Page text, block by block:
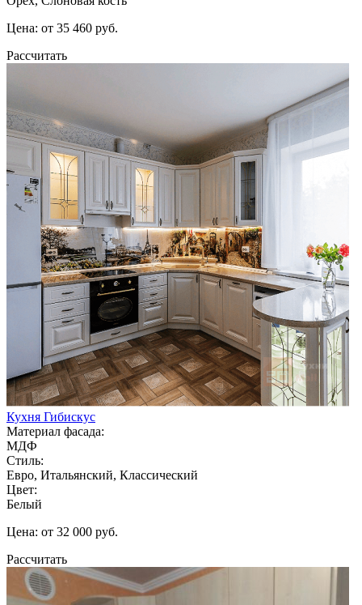
Цена: от 35 460 руб.
Рассчитать
Кухня Гибискус
Материал фасада:
МДФ
Стиль:
Евро, Итальянский, Классический
Цвет:
Белый
Цена: от 32 000 руб.
Рассчитать